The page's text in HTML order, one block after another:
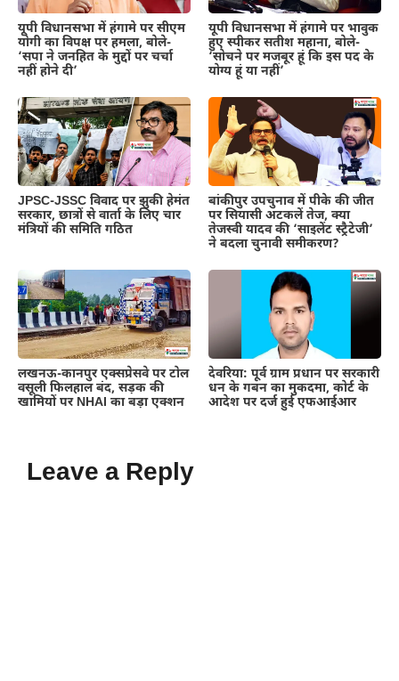
यूपी विधानसभा में हंगामे पर सीएम
योगी का विपक्ष पर हमला, बोले-
‘सपा ने जनहित के मुद्दों पर चर्चा
नहीं होने दी’
यूपी विधानसभा में हंगामे पर भावुक
हुए स्पीकर सतीश महाना, बोले-
‘सोचने पर मजबूर हूं कि इस पद के
योग्य हूं या नहीं’
JPSC-JSSC विवाद पर झुकी हेमंत
सरकार, छात्रों से वार्ता के लिए चार
मंत्रियों की समिति गठित
बांकीपुर उपचुनाव में पीके की जीत
पर सियासी अटकलें तेज, क्या
तेजस्वी यादव की ‘साइलेंट स्ट्रैटेजी’
ने बदला चुनावी समीकरण?
लखनऊ-कानपुर एक्सप्रेसवे पर टोल
वसूली फिलहाल बंद, सड़क की
खामियों पर NHAI का बड़ा एक्शन
देवरिया: पूर्व ग्राम प्रधान पर सरकारी
धन के गबन का मुकदमा, कोर्ट के
आदेश पर दर्ज हुई एफआईआर
Leave a Reply